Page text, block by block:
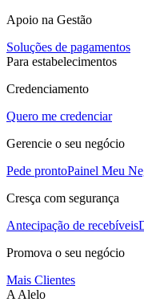
Apoio na Gestão
Soluções de pagamentos
Para estabelecimentos
Credenciamento
Quero me credenciar
Gerencie o seu negócio
Pede prontoPainel Meu
Cresça com segurança
Antecipação de recebíveis
Promova o seu negócio
Mais Clientes
A Alelo